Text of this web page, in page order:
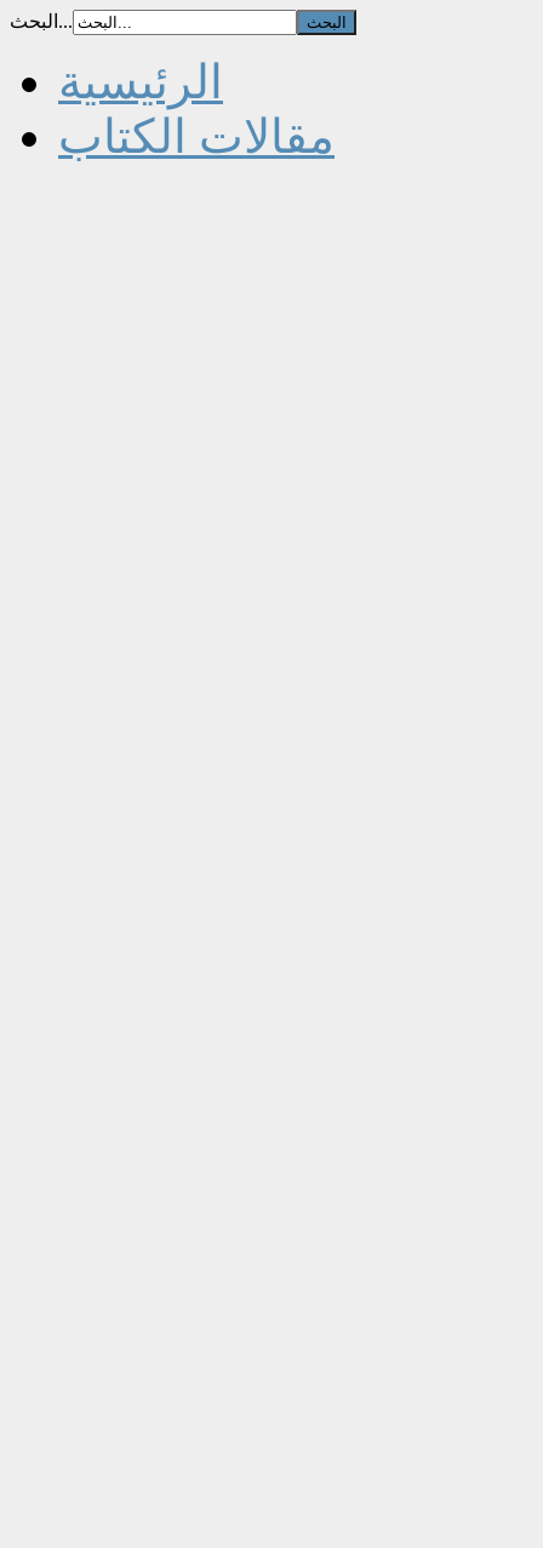
البحث...
الرئيسية
مقالات الكتاب